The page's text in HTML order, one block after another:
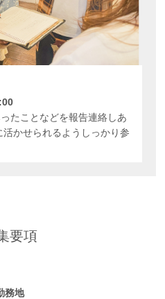
たことなどを報告連絡しあ
かせられるようしっかり参
要項
務地